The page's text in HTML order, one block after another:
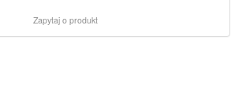
Zapytaj o produkt